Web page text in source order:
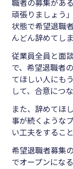
職者の募集があ
頑張りましょう
状態で希望退職
んどん辞めてし
従業員全員と面
で、希望退職者
てほしい人にもう
して、合意につ
また、辞めてほ
事が続くような
い工夫をするこ
希望退職者募集
でオープンにな